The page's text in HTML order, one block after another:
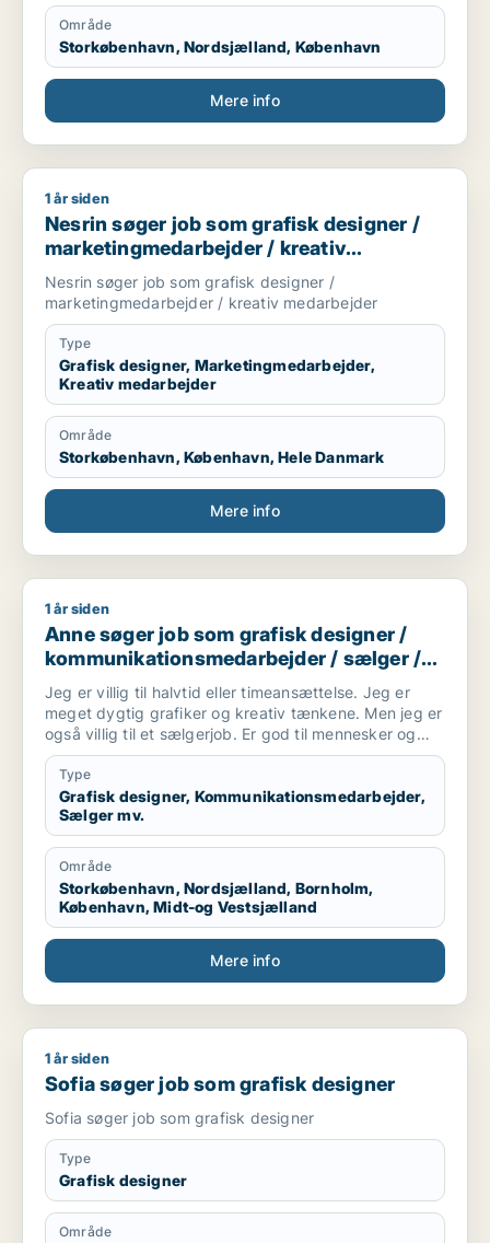
Adobe cloud programmer
Excel design
Andre design områder
Skolevikar
Unge uddannelser underviser
Grafis design underviser
Unge medarbejder
Coach unge
Sprog dansk engels fransk
Område
Storkøbenhavn, Nordsjælland, København
Mere info
Nesrin søger job som grafisk designer /
1 år siden
Nesrin søger job som grafisk designer /
marketingmedarbejder / kreativ
medarbejder
Nesrin søger job som grafisk designer /
marketingmedarbejder / kreativ medarbejder
Type
Grafisk designer, Marketingmedarbejder,
Kreativ medarbejder
Område
Storkøbenhavn, København, Hele Danmark
Mere info
Anne søger job som grafisk designer /
1 år siden
Anne søger job som grafisk designer /
kommunikationsmedarbejder / sælger /
kreativ medarbejder / børnepasser
Jeg er villig til halvtid eller timeansættelse. Jeg er
meget dygtig grafiker og kreativ tænkene. Men jeg er
også villig til et sælgerjob. Er god til mennesker og
folk kan lide mig. Jeg har tre børn og elsker dem. Så
tænker også evt. et job i en kreativ børnehave,
efterskole undervisning eller andet formidling vil jeg
være god til.
Type
Grafisk designer, Kommunikationsmedarbejder,
Sælger mv.
Område
Storkøbenhavn, Nordsjælland, Bornholm,
København, Midt-og Vestsjælland
Mere info
Sofia søger job som grafisk designer
1 år siden
Sofia søger job som grafisk designer
Sofia søger job som grafisk designer
Type
Grafisk designer
Område